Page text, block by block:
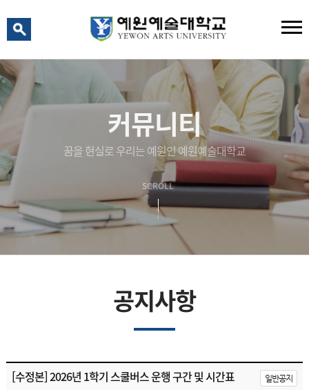
커뮤니티
꿈을 현실로 우리는 예원인 예원예술대학교
SCROLL
공지사항
[수정본] 2026년 1학기 스쿨버스 운행 구간 및 시간표 일반공지
예원 AI